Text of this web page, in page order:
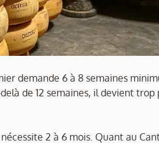
demande 6 à 8 semaines
de 12 semaines, il devient trop
2 à 6 mois. Quant au